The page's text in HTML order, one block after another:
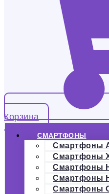
Корзина
СМАРТФОНЫ
Смартфоны
Смартфоны
Смартфоны
Смартфоны
Смартфоны